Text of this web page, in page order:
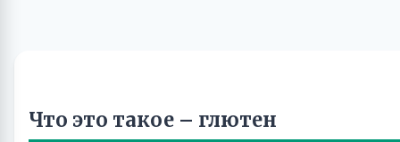
Что это такое – глютен